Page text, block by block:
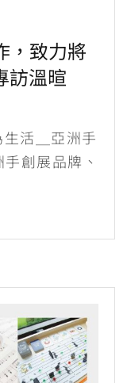
，致力將
溫暄
活＿亞洲手
創展品牌、